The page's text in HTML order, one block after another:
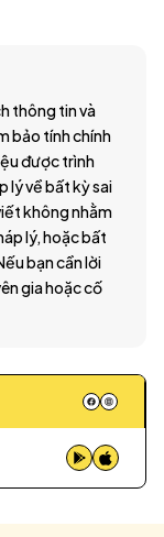
thông tin và
bảo tính chính
được trình
lý về bất kỳ sai
không nhằm
lý, hoặc bất
bạn cần lời
gia hoặc cố